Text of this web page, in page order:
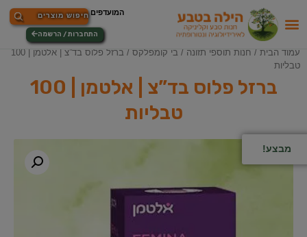
התחברות / הרשמה
עמוד הבית / חנות תוספי תזונה / בי קומפלקס
/ ברזל פלוס בד”צ | אלטמן | 100
טבליות
ברזל פלוס בד”צ | אלטמן | 100
טבליות
מבצע!